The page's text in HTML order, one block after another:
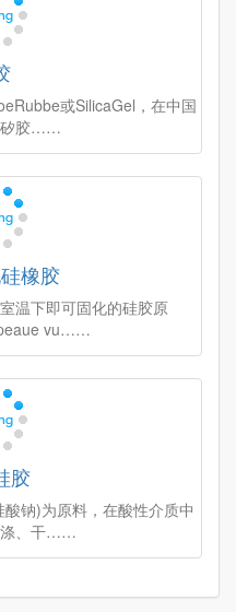
或SilicaGel，在中国
矽胶……
橡胶
温下即可固化的硅胶原
vu……
胶
钠)为原料，在酸性介质中
涤、干……